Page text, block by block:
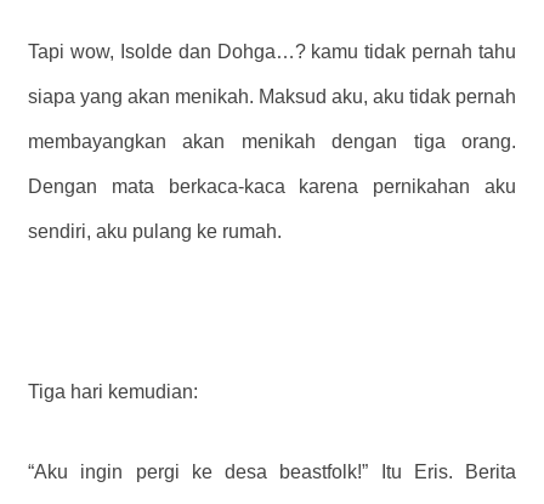
Tapi wow, Isolde dan Dohga…? kamu tidak pernah tahu
siapa yang akan menikah. Maksud aku, aku tidak pernah
membayangkan akan menikah dengan tiga orang.
Dengan mata berkaca-kaca karena pernikahan aku
sendiri, aku pulang ke rumah.
Tiga hari kemudian:
“Aku ingin pergi ke desa beastfolk!” Itu Eris. Berita